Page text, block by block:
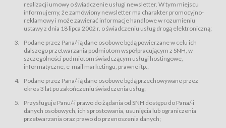
zasady świadczenia precyzują odrębne regulaminy,
przetwarzania przez Usługodawcę danych osobowych Usługobiorców
będących osobami fizycznymi.
świadczy Usługi drogą elektroniczną w rozumieniu ustawy z dnia 18 lipca
2002 r. o świadczeniu usług drogą elektroniczną (Dz.U. z 2002 r., Nr 144, poz.
1204, z późń. zm.). Usługi świadczone są nieodpłatnie.
usługę przeglądania i odczytywania przez Usługobiorców materiałów
zamieszczanych w Serwisie,
usługę utrzymywania konta użytkownika w Serwisie,
usługę newsletter,
usługę zawierania na odległość umów nabycia Karnetów i Biletów,
usługę zawierania na odległość umów sprzedaży w Sklepie.
realizacji umowy o świadczenie usługi newsletter. W tym miejscu
informujemy, że zamówiony newsletter ma charakter promocyjno-
reklamowy i może zawierać informacje handlowe w rozumieniu
ustawy z dnia 18 lipca 2002 r. o świadczeniu usług drogą elektroniczną;
Podane przez Pana/-ią dane osobowe będą powierzane w celu ich
dalszego przetwarzania podmiotom współpracującym z SNH, w
szczególności podmiotom świadczącym usługi hostingowe,
informatyczne, e-mail marketingu, prawne itp.;
Podane przez Pana/-ią dane osobowe będą przechowywane przez
okres 3 lat po zakończeniu świadczenia usług;
Przysługuje Panu/-i prawo do żądania od SNH dostępu do Pana/-i
danych osobowych, ich sprostowania, usunięcia lub ograniczenia
przetwarzania oraz prawo do przenoszenia danych;